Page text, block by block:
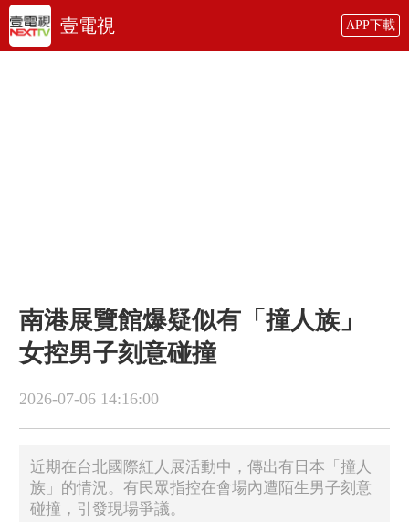
壹電視 APP下載
南港展覽館爆疑似有「撞人族」
女控男子刻意碰撞
2026-07-06 14:16:00
近期在台北國際紅人展活動中，傳出有日本「撞人
族」的情況。有民眾指控在會場內遭陌生男子刻意
碰撞，引發現場爭議。